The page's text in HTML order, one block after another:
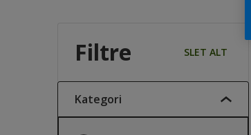
Filtre SLET ALT
Kategori